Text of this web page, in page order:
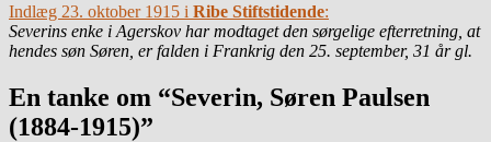
Indlæg 23. oktober 1915 i Ribe Stiftstidende:
Severins enke i Agerskov har modtaget den sørgelige efterretning, at
hendes søn Søren, er falden i Frankrig den 25. september, 31 år gl.
En tanke om “Severin, Søren Paulsen
(1884-1915)”